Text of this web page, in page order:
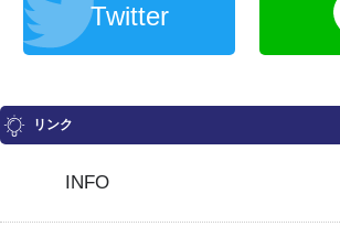
Twitter
リンク
INFO